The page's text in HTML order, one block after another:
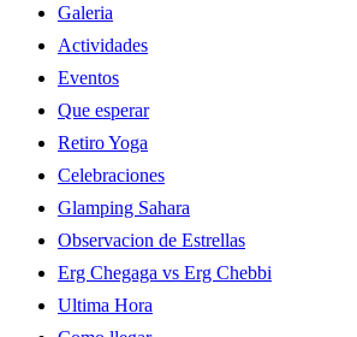
Galeria
Actividades
Eventos
Que esperar
Retiro Yoga
Celebraciones
Glamping Sahara
Observacion de Estrellas
Erg Chegaga vs Erg Chebbi
Ultima Hora